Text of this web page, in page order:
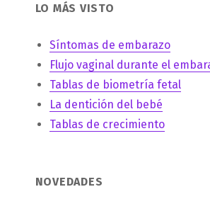
LO MÁS VISTO
Síntomas de embarazo
Flujo vaginal durante el
Tablas de biometría fetal
La dentición del bebé
Tablas de crecimiento
NOVEDADES